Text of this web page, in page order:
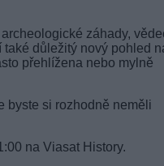
záhady,
důležitý nový pohled
přehlížena nebo mylně
byste si rozhodně neměli
na Viasat History.